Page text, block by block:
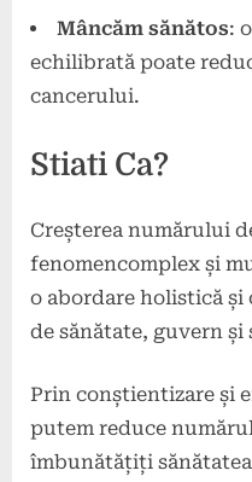
Mâncăm sănătos:
echilibrată poate
cancerului.
Stiati Ca?
Creșterea numărului
fenomencomplex și
o abordare holistică
de sănătate, guvern și
Prin conștientizare și
putem reduce
îmbunătățiți